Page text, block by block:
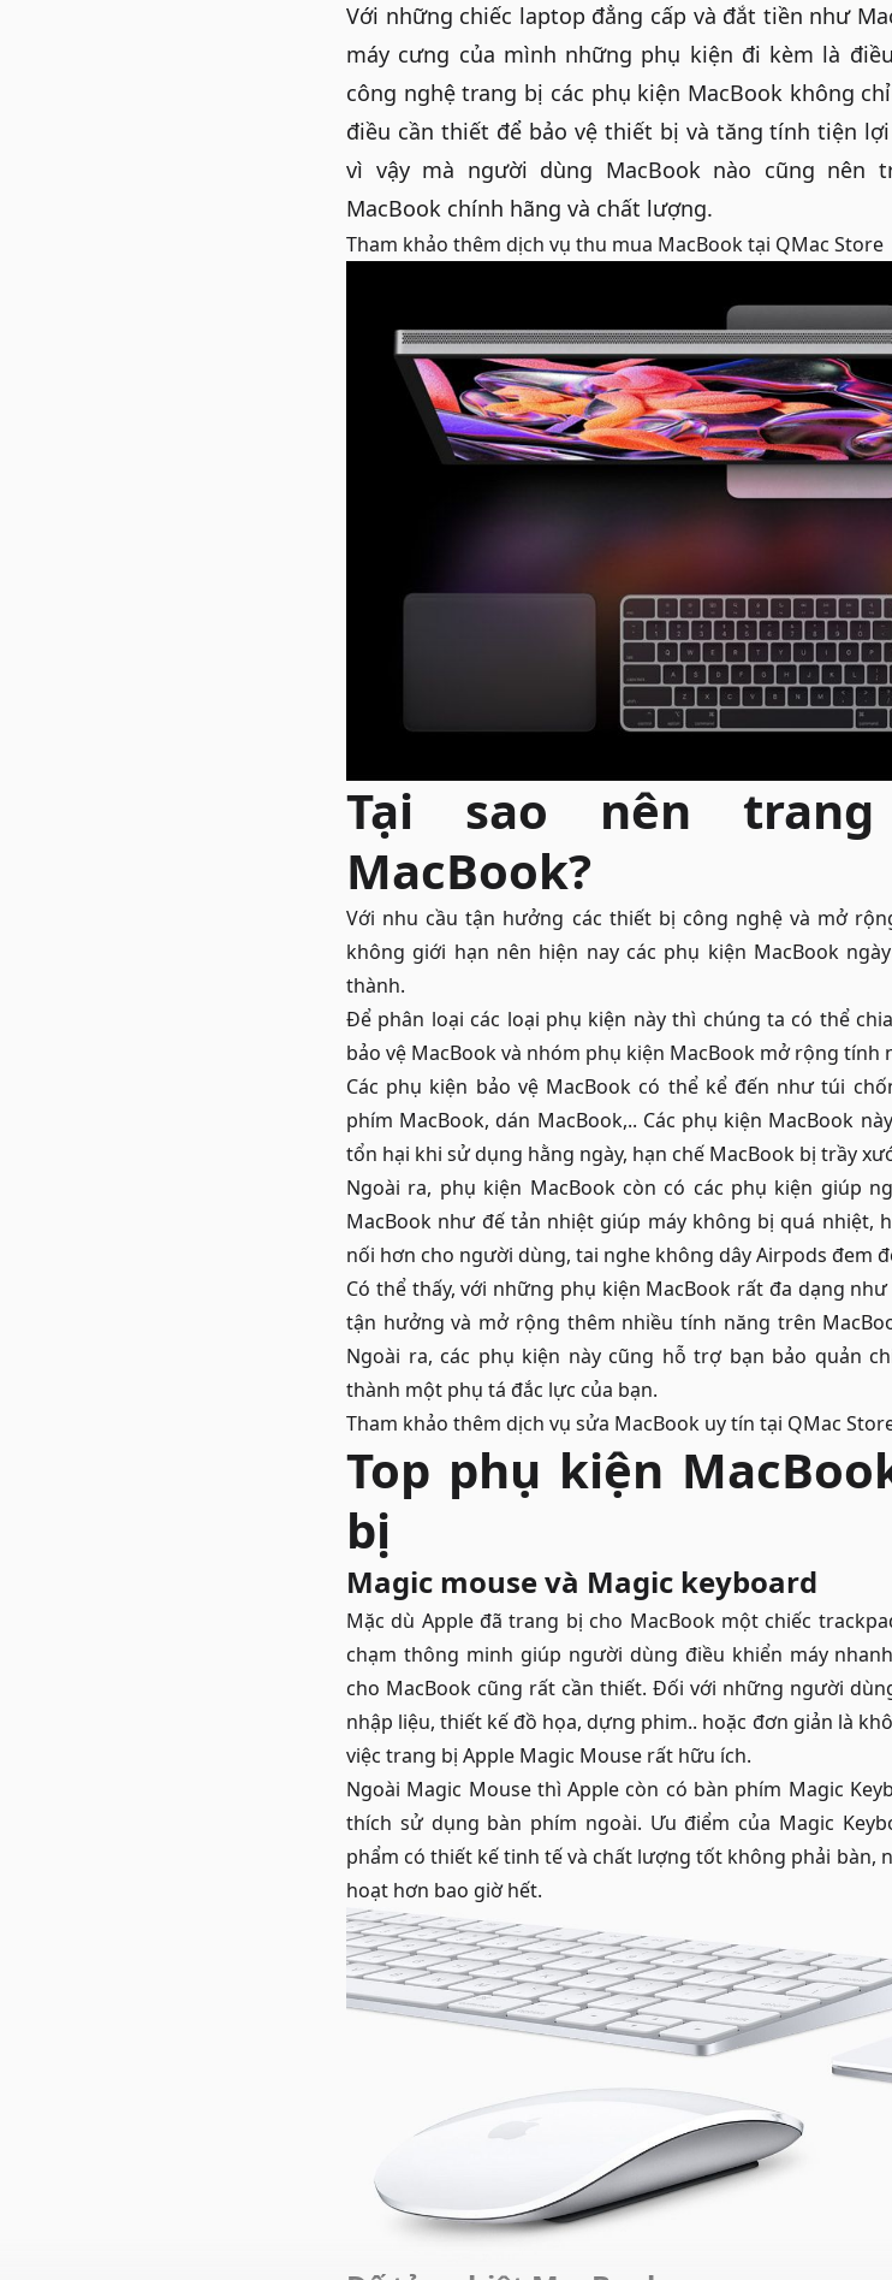
Với những chiếc laptop đẳng cấp và đắt tiền như
máy cưng của mình những phụ kiện đi kèm là
công nghệ trang bị các phụ kiện MacBook không
điều cần thiết để bảo vệ thiết bị và tăng tính tiện
vì vậy mà người dùng MacBook nào cũng nên
MacBook chính hãng và chất lượng.
Tham khảo thêm dịch vụ thu mua MacBooktại QMac Store
Tại sao nên
MacBook?
Với nhu cầu tận hưởng các thiết bị công nghệ và mở
không giới hạn nên hiện nay các phụ kiện MacBook
thành.
Để phân loại các loại phụ kiện này thì chúng ta có thể
bảo vệ MacBook và nhóm phụ kiện MacBook mở rộng tính
Các phụ kiện bảo vệ MacBook có thể kể đến như túi
phím MacBook, dán MacBook,.. Các phụ kiện MacBook
tổn hại khi sử dụng hằng ngày, hạn chế MacBook bị trầy
Ngoài ra, phụ kiện MacBook còn có các phụ kiện giúp
MacBook như đế tản nhiệt giúp máy không bị quá nhiệt,
nối hơn cho người dùng, tai nghe không dây Airpods đem
Có thể thấy, với những phụ kiện MacBook rất đa dạng
tận hưởng và mở rộng thêm nhiều tính năng trên
Ngoài ra, các phụ kiện này cũng hỗ trợ bạn bảo quản
thành một phụ tá đắc lực của bạn.
Tham khảo thêm dịch vụ sửa MacBook uy tín tại QMac
Top phụ kiện
bị
Magic mouse và Magic keyboard
Mặc dù Apple đã trang bị cho MacBook một chiếc
chạm thông minh giúp người dùng điều khiển máy
cho MacBook cũng rất cần thiết. Đối với những người
nhập liệu, thiết kế đồ họa, dựng phim.. hoặc đơn giản là
việc trang bị Apple Magic Mouse rất hữu ích.
Ngoài Magic Mousethì Apple còn có bàn phím Magic
thích sử dụng bàn phím ngoài. Ưu điểm của Magic
phẩm có thiết kế tinh tế và chất lượng tốt không phải bàn,
hoạt hơn bao giờ hết.